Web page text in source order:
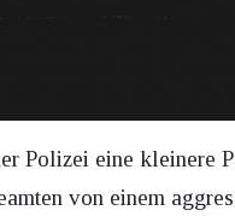
Polizei eine kleinere
von einem